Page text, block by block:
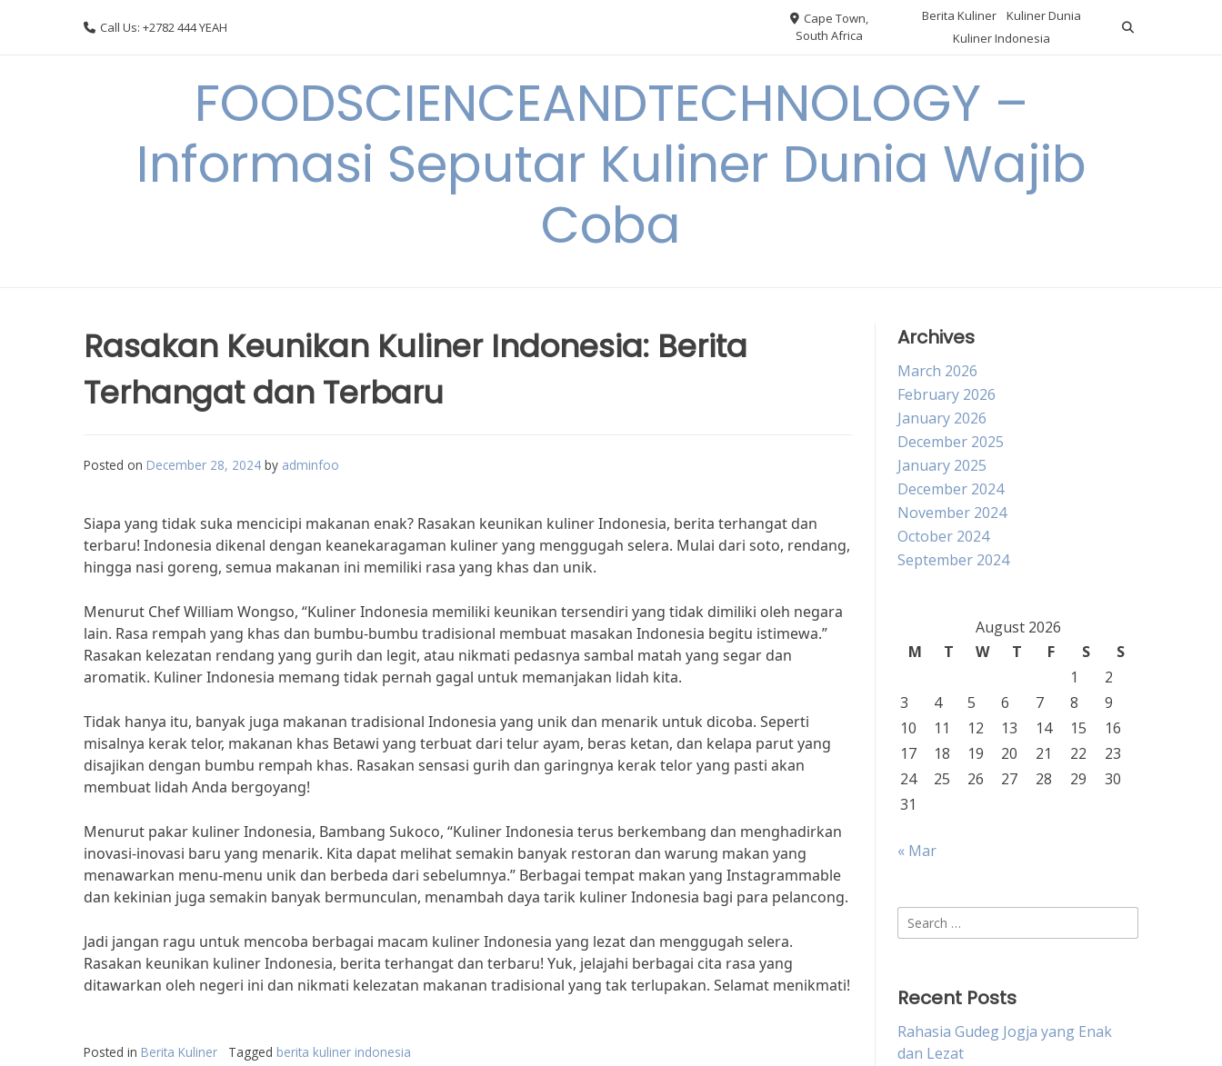
Call Us: +2782 444 YEAH
Cape Town,
South Africa
Berita Kuliner
Kuliner Dunia
Kuliner Indonesia
FOODSCIENCEANDTECHNOLOGY –
Informasi Seputar Kuliner Dunia Wajib
Coba
Rasakan Keunikan Kuliner Indonesia: Berita
Terhangat dan Terbaru
Posted on December 28, 2024 by adminfoo
Siapa yang tidak suka mencicipi makanan enak? Rasakan keunikan kuliner Indonesia, berita terhangat dan
terbaru! Indonesia dikenal dengan keanekaragaman kuliner yang menggugah selera. Mulai dari soto, rendang,
hingga nasi goreng, semua makanan ini memiliki rasa yang khas dan unik.
Menurut Chef William Wongso, “Kuliner Indonesia memiliki keunikan tersendiri yang tidak dimiliki oleh negara
lain. Rasa rempah yang khas dan bumbu-bumbu tradisional membuat masakan Indonesia begitu istimewa.”
Rasakan kelezatan rendang yang gurih dan legit, atau nikmati pedasnya sambal matah yang segar dan
aromatik. Kuliner Indonesia memang tidak pernah gagal untuk memanjakan lidah kita.
Tidak hanya itu, banyak juga makanan tradisional Indonesia yang unik dan menarik untuk dicoba. Seperti
misalnya kerak telor, makanan khas Betawi yang terbuat dari telur ayam, beras ketan, dan kelapa parut yang
disajikan dengan bumbu rempah khas. Rasakan sensasi gurih dan garingnya kerak telor yang pasti akan
membuat lidah Anda bergoyang!
Menurut pakar kuliner Indonesia, Bambang Sukoco, “Kuliner Indonesia terus berkembang dan menghadirkan
inovasi-inovasi baru yang menarik. Kita dapat melihat semakin banyak restoran dan warung makan yang
menawarkan menu-menu unik dan berbeda dari sebelumnya.” Berbagai tempat makan yang Instagrammable
dan kekinian juga semakin banyak bermunculan, menambah daya tarik kuliner Indonesia bagi para pelancong.
Jadi jangan ragu untuk mencoba berbagai macam kuliner Indonesia yang lezat dan menggugah selera.
Rasakan keunikan kuliner Indonesia, berita terhangat dan terbaru! Yuk, jelajahi berbagai cita rasa yang
ditawarkan oleh negeri ini dan nikmati kelezatan makanan tradisional yang tak terlupakan. Selamat menikmati!
Posted in Berita Kuliner Tagged berita kuliner indonesia
Archives
March 2026
February 2026
January 2026
December 2025
January 2025
December 2024
November 2024
October 2024
September 2024
August 2026
M
T W T F S
S
1
2
3
4 5 6 7 8
9
10
11 12 13 14 15
16
17
18 19 20 21 22
23
24
25 26 27 28 29
30
31
« Mar
Search
for:
Recent Posts
Rahasia Gudeg Jogja yang Enak
dan Lezat